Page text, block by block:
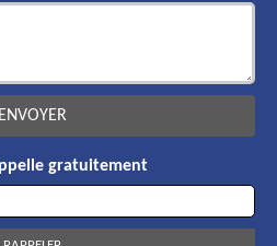
gratuitement